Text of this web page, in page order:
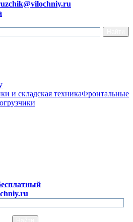
и складская техникаФронтальные